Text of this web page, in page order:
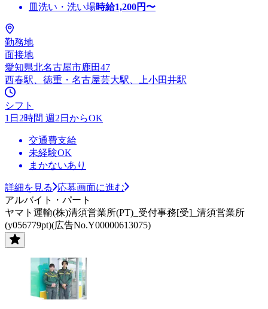
皿洗い・洗い場時給1,200円〜
勤務地
面接地
愛知県北名古屋市鹿田47
西春駅、徳重・名古屋芸大駅、上小田井駅
シフト
1日2時間 週2日からOK
交通費支給
未経験OK
まかないあり
詳細を見る
応募画面に進む
アルバイト・パート
ヤマト運輸(株)清須営業所(PT)_受付事務[受]_清須営業所
(y056779pt)(広告No.Y00000613075)